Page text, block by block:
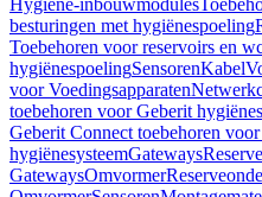
Hygiëne-inbouwmodules
besturingen met hygiënespoeling
Toebehoren voor reservoirs en
hygiënespoelingSensorenKabel
voor Voedingsapparaten
toebehoren voor Geberit
Geberit Connect toebehoren
hygiënesysteemGateways
GatewaysOmvormer